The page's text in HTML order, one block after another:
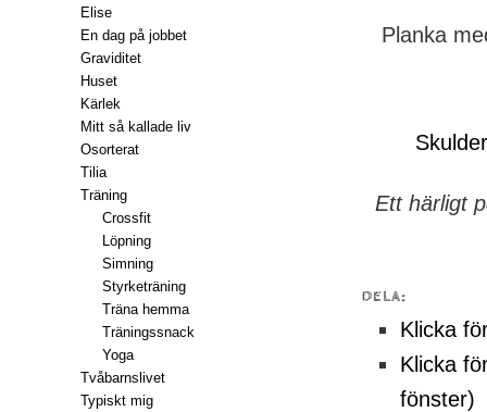
Planka
Ett härligt
DELA:
Klicka
Klicka
fönster)
Elise
En dag på jobbet
Graviditet
Huset
Kärlek
Mitt så kallade liv
Osorterat
Tilia
Träning
Crossfit
Löpning
Simning
Styrketräning
Träna hemma
Träningssnack
Yoga
Tvåbarnslivet
Typiskt mig